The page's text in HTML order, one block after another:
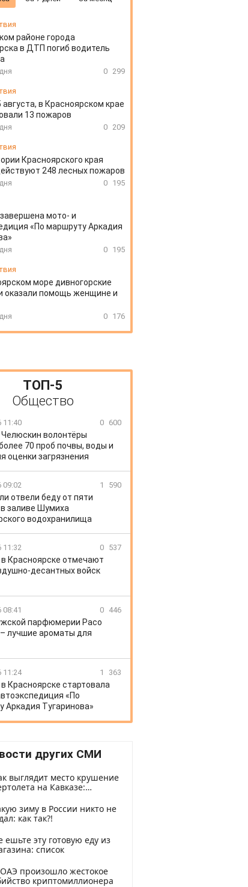
районе города
в ДТП погиб водитель
0 299
августа, в Красноярском крае
13 пожаров
0 209
Красноярского края
248 лесных пожаров
0 195
мото- и
«По маршруту Аркадия
0 195
море дивногорские
оказали помощь женщине и
0 176
ТОП-5
Общество
11:40 0 600
волонтёры
70 проб почвы, воды и
оценки загрязнения
09:02 1 590
отвели беду от пяти
заливе Шумиха
водохранилища
11:32 0 537
Красноярске отмечают
десантных войск
08:41 0 446
парфюмерии Paco
– лучшие ароматы для
11:24 1 363
Красноярске стартовала
«По
Аркадия Тугаринова»
других СМИ
выглядит место крушение
на Кавказе:
зиму в России никто не
как так?!
ешьте эту готовую еду из
список
произошло жестокое
криптомиллионера